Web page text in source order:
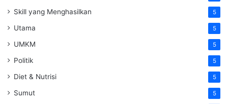
Skill yang Menghasilkan 5
Utama 5
UMKM 5
Politik 5
Diet & Nutrisi 5
Sumut 5